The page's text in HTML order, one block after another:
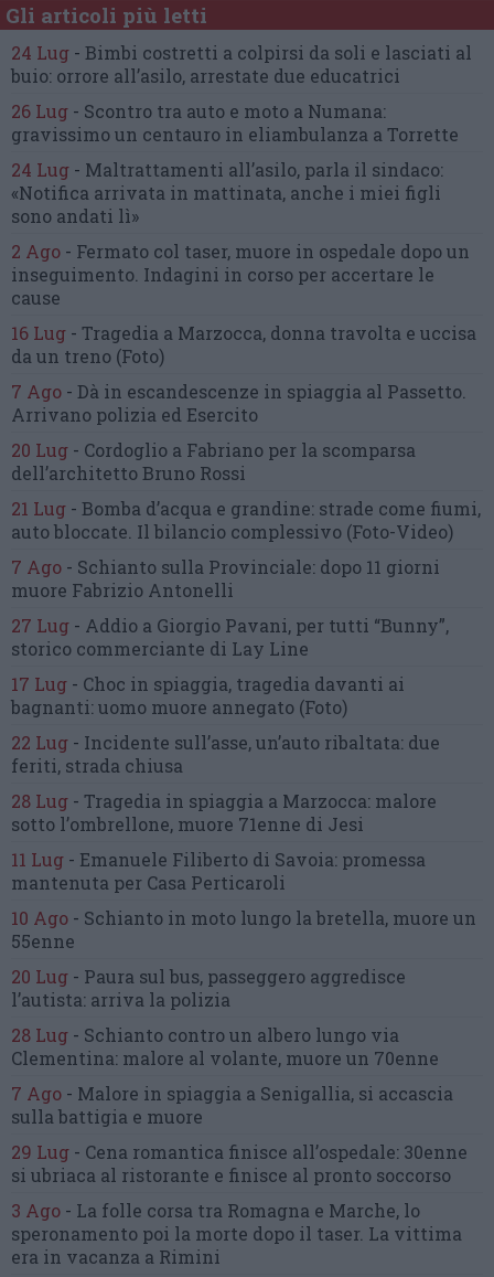
Gli articoli più letti
24 Lug - Bimbi costretti a colpirsi da soli e lasciati al
buio: orrore all’asilo, arrestate due educatrici
26 Lug - Scontro tra auto e moto a Numana:
gravissimo un centauro in eliambulanza a Torrette
24 Lug - Maltrattamenti all’asilo, parla il sindaco:
«Notifica arrivata in mattinata, anche i miei figli
sono andati lì»
2 Ago - Fermato col taser, muore in ospedale dopo un
inseguimento. Indagini in corso per accertare le
cause
16 Lug - Tragedia a Marzocca, donna travolta e uccisa
da un treno (Foto)
7 Ago - Dà in escandescenze in spiaggia al Passetto.
Arrivano polizia ed Esercito
20 Lug - Cordoglio a Fabriano per la scomparsa
dell’architetto Bruno Rossi
21 Lug - Bomba d’acqua e grandine: strade come fiumi,
auto bloccate. Il bilancio complessivo (Foto-Video)
7 Ago - Schianto sulla Provinciale: dopo 11 giorni
muore Fabrizio Antonelli
27 Lug - Addio a Giorgio Pavani, per tutti “Bunny”,
storico commerciante di Lay Line
17 Lug - Choc in spiaggia, tragedia davanti ai
bagnanti:uomo muore annegato (Foto)
22 Lug - Incidente sull’asse, un’auto ribaltata: due
feriti, strada chiusa
28 Lug - Tragedia in spiaggia a Marzocca: malore
sotto l’ombrellone, muore 71enne di Jesi
11 Lug - Emanuele Filiberto di Savoia: promessa
mantenuta per Casa Perticaroli
10 Ago - Schianto in moto lungo la bretella, muore un
55enne
20 Lug - Paura sul bus, passeggero aggredisce
l’autista: arriva la polizia
28 Lug - Schianto contro un albero lungo via
Clementina: malore al volante, muore un 70enne
7 Ago - Malore in spiaggia a Senigallia, si accascia
sulla battigia e muore
29 Lug - Cena romantica finisce all’ospedale: 30enne
si ubriaca al ristorante e finisce al pronto soccorso
3 Ago - La folle corsa tra Romagna e Marche, lo
speronamento poi la morte dopo il taser. La vittima
era in vacanza a Rimini